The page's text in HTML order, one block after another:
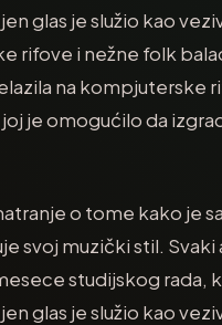
glas je služio kao
rifove i nežne folk
na kompjuterske
je omogućilo da
o tome kako je
svoj muzički stil.
studijskog rada,
glas je služio kao